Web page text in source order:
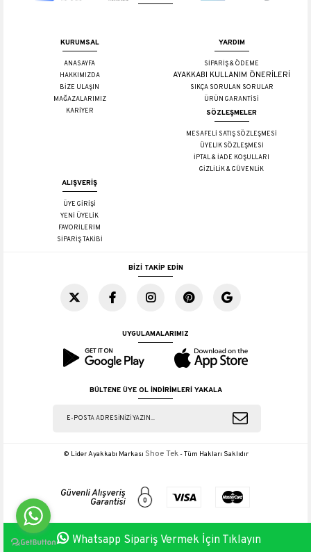
KURUMSAL
ANASAYFA
HAKKIMIZDA
BİZE ULAŞIN
MAĞAZALARIMIZ
KARİYER
YARDIM
SİPARİŞ & ÖDEME
AYAKKABI KULLANIM ÖNERİLERİ
SIKÇA SORULAN SORULAR
ÜRÜN GARANTİSİ
SÖZLEŞMELER
MESAFELİ SATIŞ SÖZLEŞMESİ
ÜYELİK SÖZLEŞMESİ
İPTAL & İADE KOŞULLARI
GİZLİLİK & GÜVENLİK
ALIŞVERİŞ
ÜYE GİRİŞİ
YENİ ÜYELİK
FAVORİLERİM
SİPARİŞ TAKİBİ
BİZİ TAKİP EDİN
UYGULAMALARIMIZ
BÜLTENE ÜYE OL İNDİRİMLERİ YAKALA
© Lider Ayakkabı Markası Shoe Tek- Tüm Hakları Saklıdır
Whatsapp Sipariş Vermek İçin Tıklayın